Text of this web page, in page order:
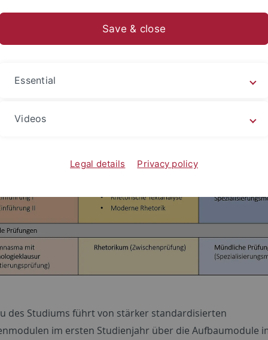
sind 99 Leistungs­punkte im Hauptfach und 21
des Studiums führt von stärker standardisierten
im ersten Studienjahr über die Aufbaumodule
Save & close
Essential
Videos
Legal details Privacy policy